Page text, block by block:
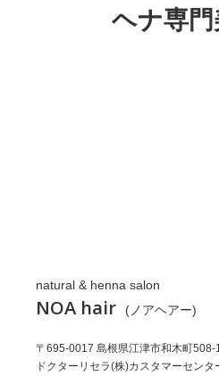
ヘナ専
natural & henna salon
NOA hair (ノアヘアー)
〒695-0017 島根県江津市和木町508-1
ドクターリセラ(株)カスタマーセンタ